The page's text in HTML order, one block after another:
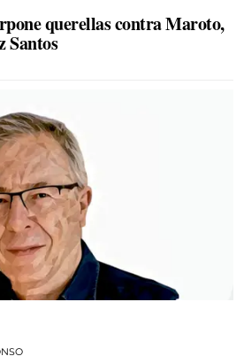
querellas contra Maroto,
Santos